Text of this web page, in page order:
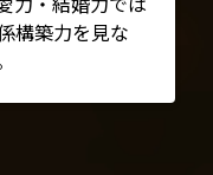
構築力を見な